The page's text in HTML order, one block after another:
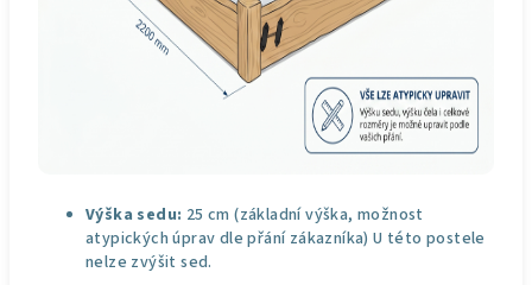
Výška sedu: 25 cm (základní výška, možnost
atypických úprav dle přání zákazníka) U této postele
nelze zvýšit sed.